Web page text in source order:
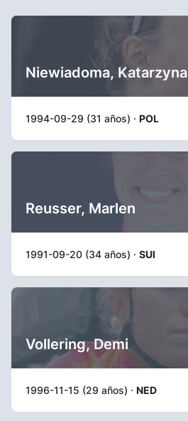
Niewiadoma, Katarzyna
1994-09-29 (31 años) · POL
Reusser, Marlen
1991-09-20 (34 años) · SUI
Vollering, Demi
1996-11-15 (29 años) · NED